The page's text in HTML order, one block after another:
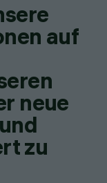
auf
neue
zu